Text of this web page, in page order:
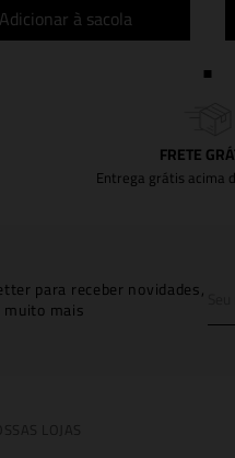
Adicionar à sacola
FRETE
Entrega grátis acima
para receber novidades,
muito mais